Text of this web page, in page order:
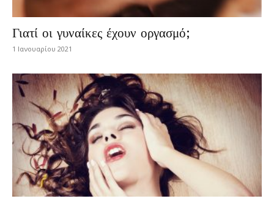
Γιατί οι γυναίκες έχουν οργασμό;
1 Ιανουαρίου 2021